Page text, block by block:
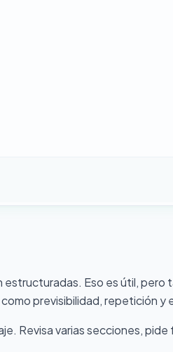
estructuradas. Eso es útil,
previsibilidad, repetición
Revisa varias secciones,